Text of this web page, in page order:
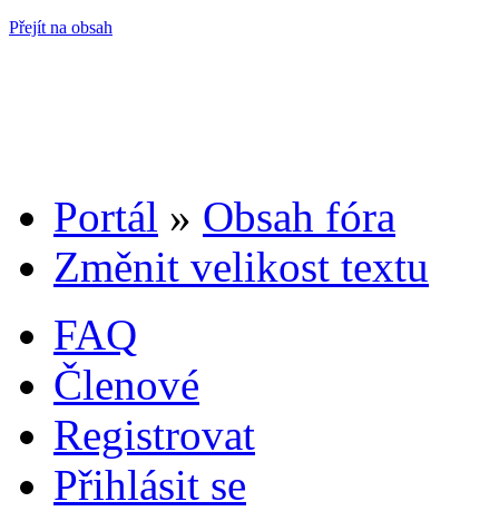
Přejít na obsah
Portál » Obsah fóra
Změnit velikost textu
FAQ
Členové
Registrovat
Přihlásit se